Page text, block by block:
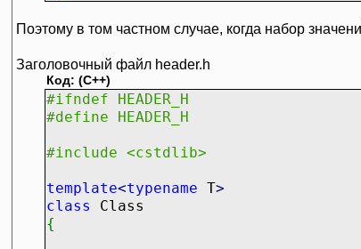
Поэтому в том частном случае, когда набор
Заголовочный файл header.h
Код: (C++)
#ifndef HEADER_H
#define HEADER_H
#include <cstdlib>
template<typename T>
class
Class
{